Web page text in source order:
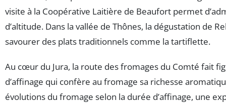
visite à la Coopérative Laitière de Beaufort permet
d’altitude. Dans la vallée de Thônes, la dégustation de
savourer des plats traditionnels comme la tartiflette.
Au cœur du Jura, la route des fromages du Comté fait
d’affinage qui confère au fromage sa richesse
évolutions du fromage selon la durée d’affinage, une